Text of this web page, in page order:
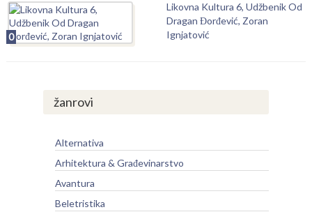
0
Likovna Kultura 6, Udžbenik Od
Dragan Đorđević, Zoran
Ignjatović
žanrovi
Alternativa
Arhitektura & Građevinarstvo
Avantura
Beletristika